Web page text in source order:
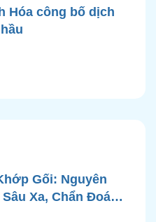
Hóa công bố dịch
Gối: Nguyên
Sâu Xa, Chẩn Đoán